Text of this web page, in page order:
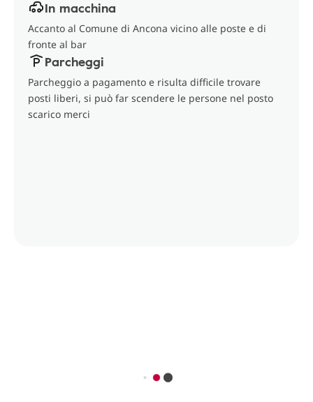
In macchina
Accanto al Comune di Ancona vicino alle poste e di
fronte al bar
Parcheggi
Parcheggio a pagamento e risulta difficile trovare
posti liberi, si può far scendere le persone nel posto
scarico merci